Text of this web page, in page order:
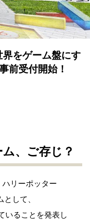
をゲーム盤にす
前受付開始！
、ご存じ？
ハリーポッター
して、
いることを発表し